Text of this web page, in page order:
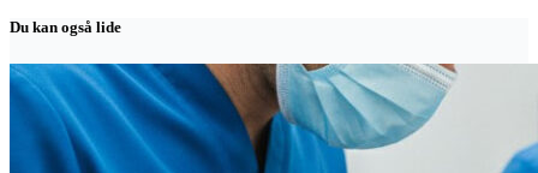
Du kan også lide